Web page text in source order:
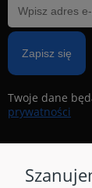
Zapisz się
Twoje dane
prywatności